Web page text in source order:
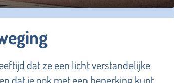
dat ze een licht verstandelijke
dat je ook met een beperking kunt